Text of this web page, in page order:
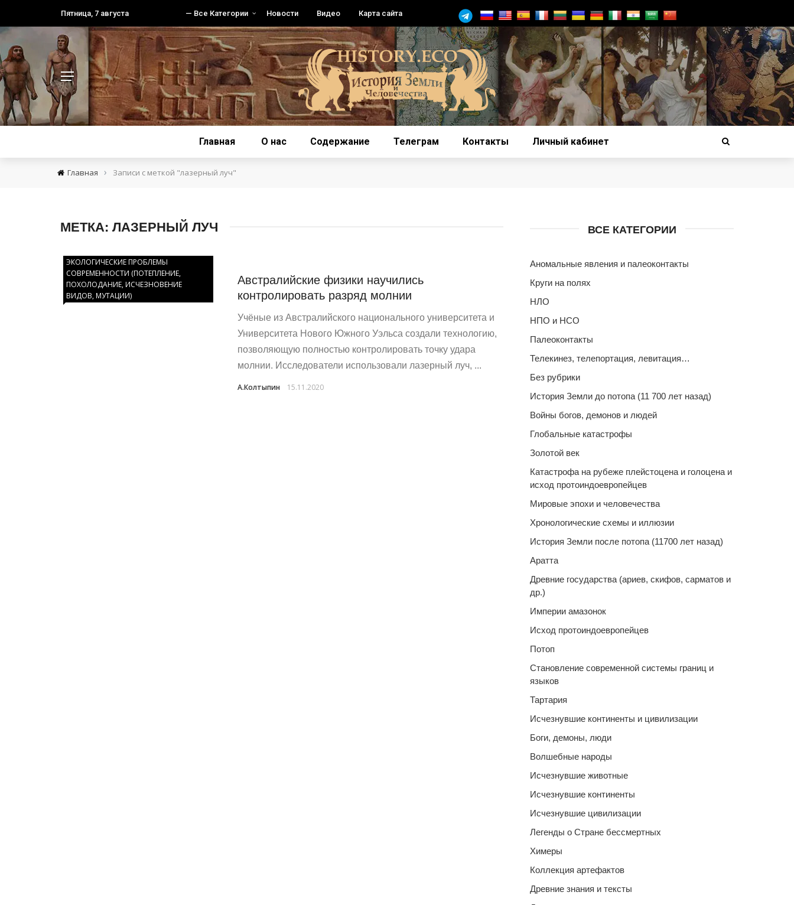
Пятница, 7 августа — Все Категории Новости Видео Карта сайта
Главная О нас Содержание Телеграм Контакты Личный кабинет
Главная › Записи с меткой "лазерный луч"
МЕТКА: ЛАЗЕРНЫЙ ЛУЧ
ЭКОЛОГИЧЕСКИЕ ПРОБЛЕМЫ
СОВРЕМЕННОСТИ (ПОТЕПЛЕНИЕ,
ПОХОЛОДАНИЕ, ИСЧЕЗНОВЕНИЕ
ВИДОВ, МУТАЦИИ)
Австралийские физики научились
контролировать разряд молнии
Учёные из Австралийского национального университета и
Университета Нового Южного Уэльса создали технологию,
позволяющую полностью контролировать точку удара
молнии. Исследователи использовали лазерный луч, ...
А.Колтыпин 15.11.2020
ВСЕ КАТЕГОРИИ
Аномальные явления и палеоконтакты
Круги на полях
НЛО
НПО и НСО
Палеоконтакты
Телекинез, телепортация, левитация…
Без рубрики
История Земли до потопа (11 700 лет назад)
Войны богов, демонов и людей
Глобальные катастрофы
Золотой век
Катастрофа на рубеже плейстоцена и голоцена и
исход протоиндоевропейцев
Мировые эпохи и человечества
Хронологические схемы и иллюзии
История Земли после потопа (11700 лет назад)
Аратта
Древние государства (ариев, скифов, сарматов и
др.)
Империи амазонок
Исход протоиндоевропейцев
Потоп
Становление современной системы границ и
языков
Тартария
Исчезнувшие континенты и цивилизации
Боги, демоны, люди
Волшебные народы
Исчезнувшие животные
Исчезнувшие континенты
Исчезнувшие цивилизации
Легенды о Стране бессмертных
Химеры
Коллекция артефактов
Древние знания и тексты